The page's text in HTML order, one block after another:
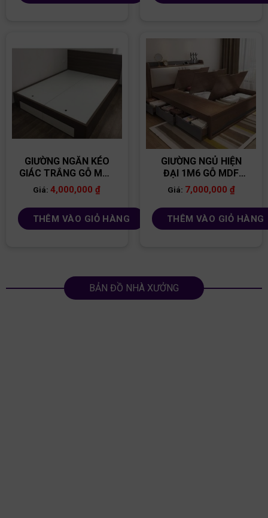
GIƯỜNG NGĂN KÉO
GIÁC TRẮNG GỖ MDF
GGR09
Giá:4,000,000₫
THÊM VÀO GIỎ HÀNG
GIƯỜNG NGỦ HIỆN
ĐẠI 1M6 GỖ MDF
GN03
Giá: 7,000,000 ₫
THÊM VÀO GIỎ HÀNG
BẢN ĐỒ NHÀ XƯỞNG